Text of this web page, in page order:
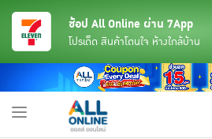
ช้อป All Online ผ่าน 7App
โปรเด็ด สินค้าโดนใจ ห้างใกล้บ้าน
Toggle